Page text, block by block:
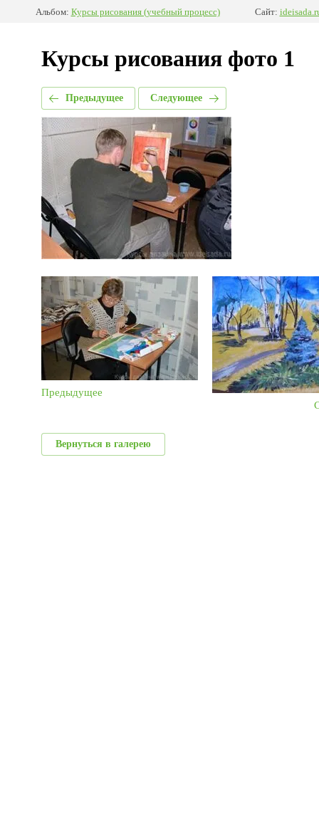
Альбом: Курсы рисования (учебный процесс) Сайт:
Курсы рисования фото 1
Предыдущее Следующее
Предыдущее
Вернуться в галерею